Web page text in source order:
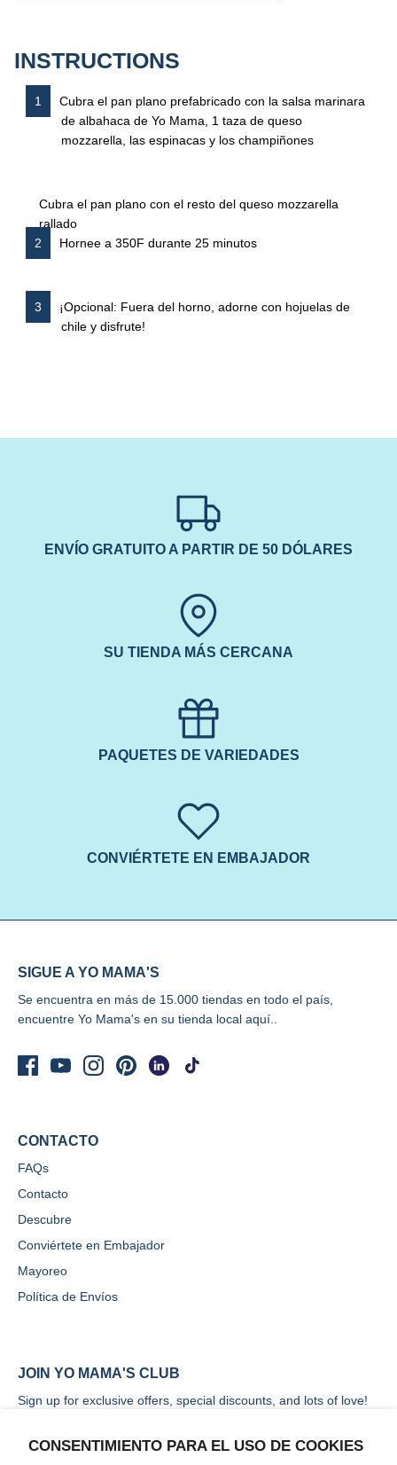
CONSENTIMIENTO PARA EL USO DE COOKIES
INSTRUCTIONS
Cubra el pan plano prefabricado con la salsa marinara
de albahaca de Yo Mama, 1 taza de queso
mozzarella, las espinacas y los champiñones
Cubra el pan plano con el resto del queso mozzarella
rallado
Hornee a 350F durante 25 minutos
¡Opcional: Fuera del horno, adorne con hojuelas de
chile y disfrute!
ENVÍO GRATUITO A PARTIR DE 50 DÓLARES
SU TIENDA MÁS CERCANA
PAQUETES DE VARIEDADES
CONVIÉRTETE EN EMBAJADOR
SIGUE A YO MAMA'S
Se encuentra en más de 15.000 tiendas en todo el país,
encuentre Yo Mama's en su tienda local aquí..
CONTACTO
FAQs
Contacto
Descubre
Conviértete en Embajador
Mayoreo
Política de Envíos
JOIN YO MAMA'S CLUB
Sign up for exclusive offers, special discounts, and lots of love!